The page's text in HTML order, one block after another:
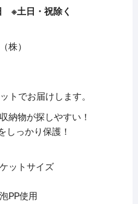
※土日・祝除く
株）
トでお届けします。
納物が探しやすい！
しっかり保護！
ットサイズ
PP使用